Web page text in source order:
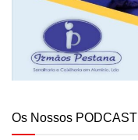
Os Nossos PODCAST